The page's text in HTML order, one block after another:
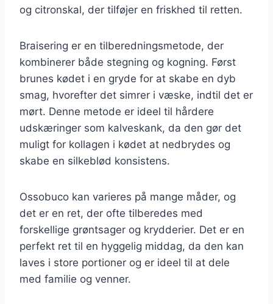
og citronskal, der tilføjer en friskhed til retten.
Braisering er en tilberedningsmetode, der
kombinerer både stegning og kogning. Først
brunes kødet i en gryde for at skabe en dyb
smag, hvorefter det simrer i væske, indtil det er
mørt. Denne metode er ideel til hårdere
udskæringer som kalveskank, da den gør det
muligt for kollagen i kødet at nedbrydes og
skabe en silkeblød konsistens.
Ossobuco kan varieres på mange måder, og
det er en ret, der ofte tilberedes med
forskellige grøntsager og krydderier. Det er en
perfekt ret til en hyggelig middag, da den kan
laves i store portioner og er ideel til at dele
med familie og venner.